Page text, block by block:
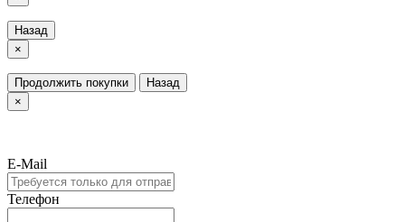
Назад
×
Продолжить покупки
Назад
×
E-Mail
Телефон